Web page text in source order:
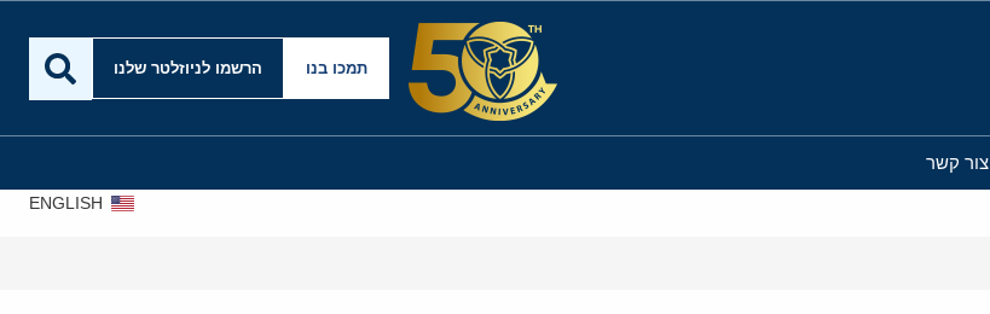
תמכו בנו הרשמו לניוזלטר שלנו
צור קשר
ENGLISH